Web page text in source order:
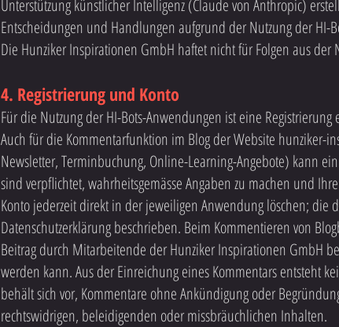
Unterstützung künstlicher Intelligenz (Claude von Anthropic)
Entscheidungen und Handlungen aufgrund der Nutzung der
Die Hunziker Inspirationen GmbH haftet nicht für Folgen aus der
4. Registrierung und Konto
Für die Nutzung der HI-Bots-Anwendungen ist eine
Auch für die Kommentarfunktion im Blog der Website hunziker-
Newsletter, Terminbuchung, Online-Learning-Angebote) kann
sind verpflichtet, wahrheitsgemässe Angaben zu machen und
Konto jederzeit direkt in der jeweiligen Anwendung löschen; die
Datenschutzerklärung beschrieben. Beim Kommentieren von
Beitrag durch Mitarbeitende der Hunziker Inspirationen GmbH
werden kann. Aus der Einreichung eines Kommentars entsteht
behält sich vor, Kommentare ohne Ankündigung oder
rechtswidrigen, beleidigenden oder missbräuchlichen Inhalten.